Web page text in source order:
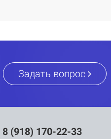
Задать вопрос
8 (918) 170-22-33